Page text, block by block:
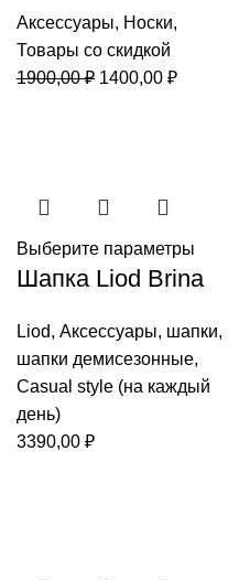
Аксессуары, Носки,
Товары со скидкой
1900,00₽ Первоначальная
1400,00 ₽Текущая
Выберите параметры
Шапка Liod Brina
Liod, Аксессуары, шапки,
шапки демисезонные,
Casual style (на каждый
день)
3390,00 ₽